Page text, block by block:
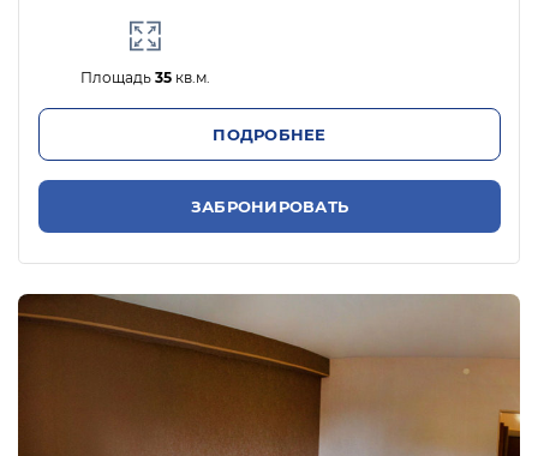
Площадь 35кв.м.
ПОДРОБНЕЕ
ЗАБРОНИРОВАТЬ